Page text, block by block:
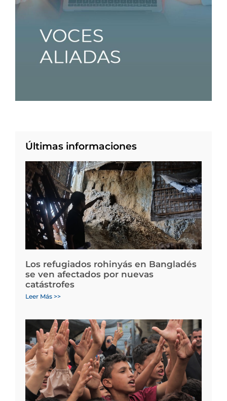
Últimas informaciones
Los refugiados rohinyás en Bangladés
se ven afectados por nuevas
catástrofes
Leer Más >>